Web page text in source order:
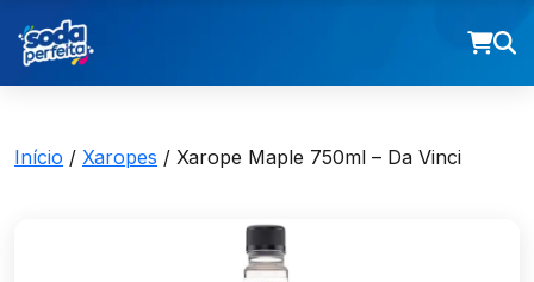
Início / Xaropes / Xarope Maple 750ml – Da Vinci